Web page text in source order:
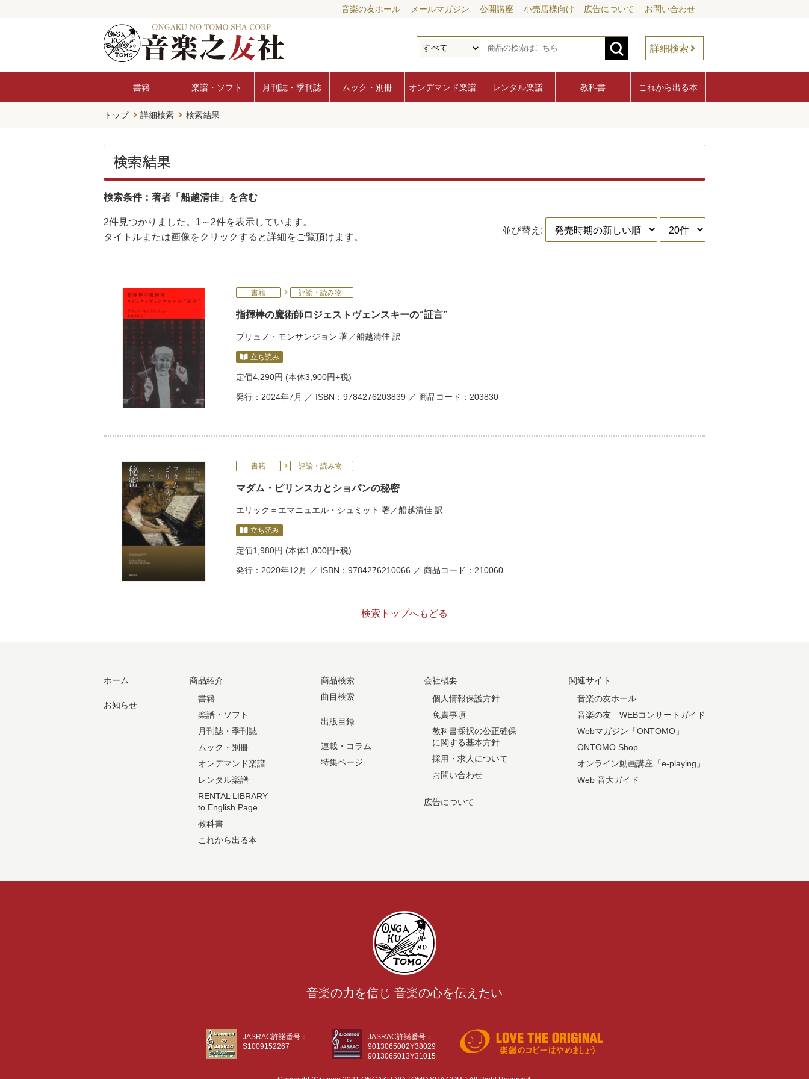
音楽の友ホール メールマガジン 公開講座 小売店様向け 広告について お問い合わせ
詳細検索
書籍 楽譜・ソフト 月刊誌・季刊誌 ムック・別冊 オンデマンド楽譜 レンタル楽譜 教科書 これから出る本
トップ 詳細検索 検索結果
検索結果
検索条件：著者「船越清佳」を含む
2件見つかりました。 1～2件を表示しています。
タイトルまたは画像をクリックすると詳細をご覧頂けます。
並び替え:
書籍 評論・読み物
指揮棒の魔術師ロジェストヴェンスキーの“証言”
ブリュノ・モンサンジョン 著／船越清佳 訳
立ち読み
定価4,290円 (本体3,900円+税)
発行：2024年7月 ／ ISBN：9784276203839 ／ 商品コード：203830
書籍 評論・読み物
マダム・ピリンスカとショパンの秘密
エリック＝エマニュエル・シュミット 著／船越清佳 訳
立ち読み
定価1,980円 (本体1,800円+税)
発行：2020年12月 ／ ISBN：9784276210066 ／ 商品コード：210060
検索トップへもどる
ホーム
お知らせ
商品紹介
書籍
楽譜・ソフト
月刊誌・季刊誌
ムック・別冊
オンデマンド楽譜
レンタル楽譜
RENTAL LIBRARY
to English Page
教科書
これから出る本
商品検索
曲目検索
出版目録
連載・コラム
特集ページ
会社概要
個人情報保護方針
免責事項
教科書採択の公正確保
に関する基本方針
採用・求人について
お問い合わせ
広告について
関連サイト
音楽の友ホール
音楽の友 WEBコンサートガイド
Webマガジン「ONTOMO」
ONTOMO Shop
オンライン動画講座「e-playing」
Web 音大ガイド
音楽の力を信じ 音楽の心を伝えたい
JASRAC許諾番号：
S1009152267
JASRAC許諾番号：
9013065002Y38029
9013065013Y31015